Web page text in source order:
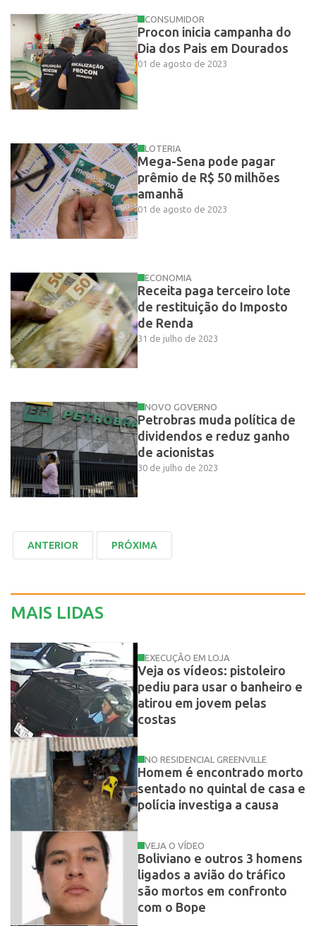
CONSUMIDOR
Procon inicia campanha do
Dia dos Pais em Dourados
01 de agosto de 2023
LOTERIA
Mega-Sena pode pagar
prêmio de R$ 50 milhões
amanhã
01 de agosto de 2023
ECONOMIA
Receita paga terceiro lote
de restituição do Imposto
de Renda
31 de julho de 2023
NOVO GOVERNO
Petrobras muda política de
dividendos e reduz ganho
de acionistas
30 de julho de 2023
MAIS LIDAS
EXECUÇÃO EM LOJA
Veja os vídeos: pistoleiro
pediu para usar o banheiro e
atirou em jovem pelas
costas
NO RESIDENCIAL GREENVILLE
Homem é encontrado morto
sentado no quintal de casa e
polícia investiga a causa
VEJA O VÍDEO
Boliviano e outros 3 homens
ligados a avião do tráfico
são mortos em confronto
com o Bope